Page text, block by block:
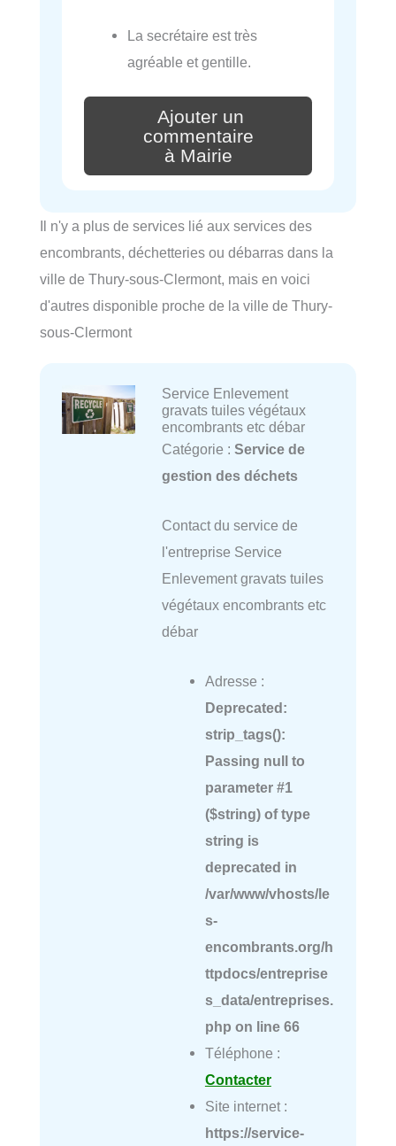
La secrétaire est très
agréable et gentille.
Ajouter un
commentaire
à Mairie
Il n'y a plus de services lié aux services des
encombrants, déchetteries ou débarras dans la
ville de Thury-sous-Clermont, mais en voici
d'autres disponible proche de la ville de Thury-
sous-Clermont
Service Enlevement
gravats tuiles végétaux
encombrants etc débar
Catégorie : Service de
gestion des déchets
Contact du service de
l'entreprise Service
Enlevement gravats tuiles
végétaux encombrants etc
débar
Adresse :
Deprecated:
strip_tags():
Passing null to
parameter #1
($string) of type
string is
deprecated in
/var/www/vhosts/le
s-
encombrants.org/h
ttpdocs/entreprise
s_data/entreprises.
php on line 66
Téléphone :
Contacter
Site internet :
https://service-